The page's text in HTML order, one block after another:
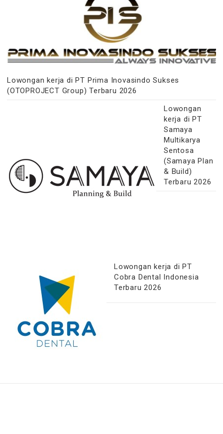
Lowongan kerja di PT Prima Inovasindo Sukses
(OTOPROJECT Group) Terbaru 2026
Lowongan
kerja di PT
Samaya
Multikarya
Sentosa
(Samaya Plan
& Build)
Terbaru 2026
Lowongan kerja di PT
Cobra Dental Indonesia
Terbaru 2026